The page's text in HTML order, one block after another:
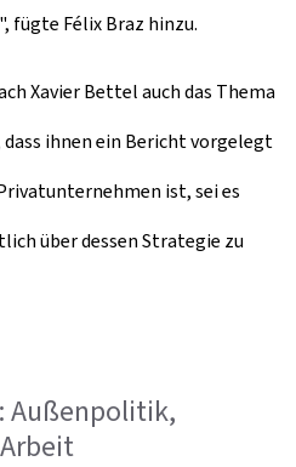
fügte Félix Braz hinzu.
Xavier Bettel auch das Thema
ihnen ein Bericht vorgelegt
ist, sei es
über dessen Strategie zu
Außenpolitik,